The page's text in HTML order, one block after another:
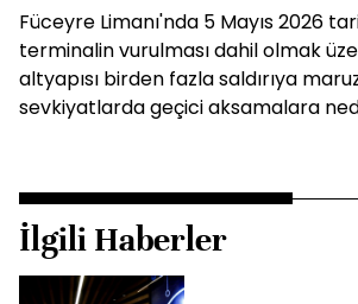
Füceyre Limanı'nda 5 Mayıs 2026
terminalin vurulması dahil olmak
altyapısı birden fazla saldırıya
sevkiyatlarda geçici aksamalara
İlgili Haberler